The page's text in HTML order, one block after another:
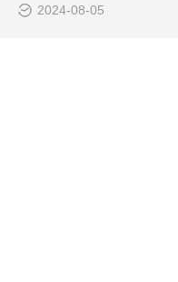
2024-08-05